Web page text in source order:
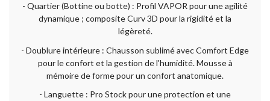
- Quartier (Bottine ou botte) : Profil VAPOR pour une agilité
dynamique ; composite Curv 3D pour la rigidité et la
légèreté.
- Doublure intérieure : Chausson sublimé avec Comfort Edge
pour le confort et la gestion de l'humidité. Mousse à
mémoire de forme pour un confort anatomique.
- Languette : Pro Stock pour une protection et une